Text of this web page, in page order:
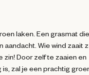
laken. Een grasmat
aandacht. Wie wind zaait
Door zelf te zaaien en
zal je een prachtig